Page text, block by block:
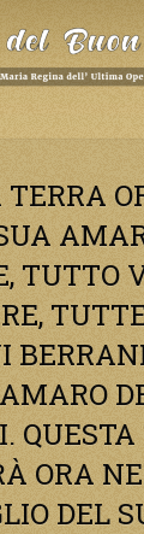
TERRA
TUTTO
ORA
DEL